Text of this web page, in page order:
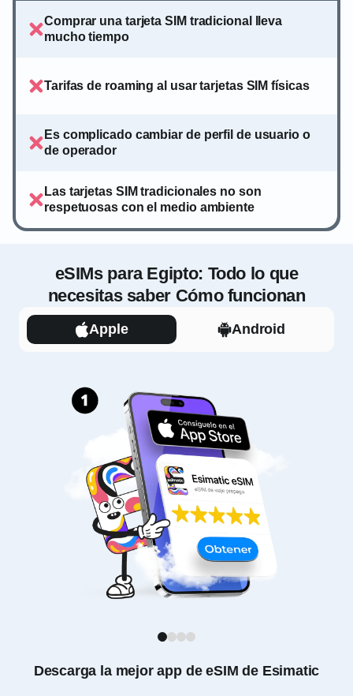
Comprar una tarjeta SIM tradicional lleva
mucho tiempo
Tarifas de roaming al usar tarjetas SIM físicas
Es complicado cambiar de perfil de usuario o
de operador
Las tarjetas SIM tradicionales no son
respetuosas con el medio ambiente
eSIMs para Egipto: Todo lo que
necesitas saber Cómo funcionan
Apple Android
Descarga la mejor app de eSIM de Esimatic
1